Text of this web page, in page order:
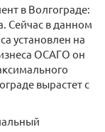
в Волгограде:
Сейчас в данном
установлен на
ОСАГО он
вырастет с